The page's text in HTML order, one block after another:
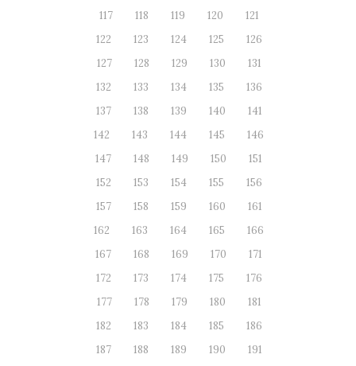
117
118 119 120
121
122
123 124 125
126
127
128 129 130
131
132
133 134 135
136
137
138 139 140
141
142
143 144 145
146
147
148 149 150
151
152
153 154 155
156
157
158 159 160
161
162
163 164 165
166
167
168 169 170
171
172
173 174 175
176
177
178 179 180
181
182
183 184 185
186
187
188 189 190
191